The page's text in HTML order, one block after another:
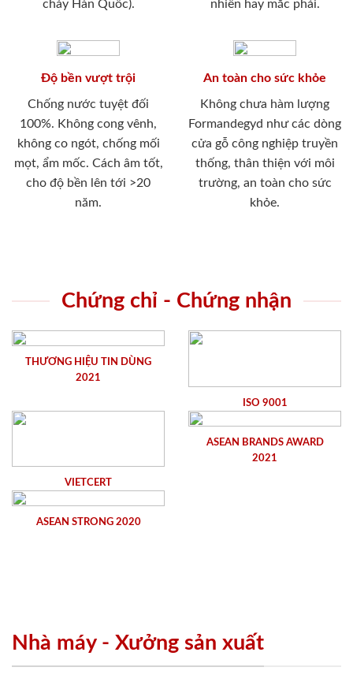
cháy Hàn Quốc). nhiên hay mắc phải.
Độ bền vượt trội
Chống nước tuyệt đối
100%. Không cong vênh,
không co ngót, chống mối
mọt, ẩm mốc. Cách âm tốt,
cho độ bền lên tới >20
năm.
An toàn cho sức khỏe
Không chưa hàm lượng
Formandegyd như các dòng
cửa gỗ công nghiệp truyền
thống, thân thiện với môi
trường, an toàn cho sức
khỏe.
Chứng chỉ - Chứng nhận
THƯƠNG HIỆU TIN DÙNG
2021
ISO 9001
VIETCERT
ASEAN BRANDS AWARD
2021
ASEAN STRONG 2020
Nhà máy - Xưởng sản xuất